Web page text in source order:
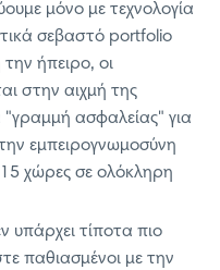
μόνο με τεχνολογία
σεβαστό portfolio
ήπειρο, οι
στην αιχμή της
ασφαλείας" για
εμπειρογνωμοσύνη
15 χώρες σε ολόκληρη
υπάρχει τίποτα πιο
παθιασμένοι με την